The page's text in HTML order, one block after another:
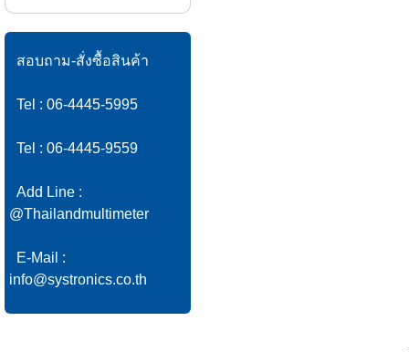
สอบถาม-สั่งซื้อสินค้า
Tel : 06-4445-5995
Tel : 06-4445-9559
Add Line :
@Thailandmultimeter
E-Mail :
info@systronics.co.th